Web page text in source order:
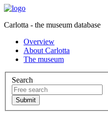
Carlotta - the museum database
Overview
About Carlotta
The museum
Search